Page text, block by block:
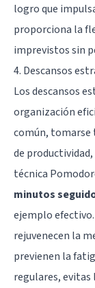
logro que
proporciona la
imprevistos sin
4. Descansos
Los descansos
organización
común, tomarse
de
técnica
minutos
ejemplo efectivo.
rejuvenecen la
previenen la
regulares,